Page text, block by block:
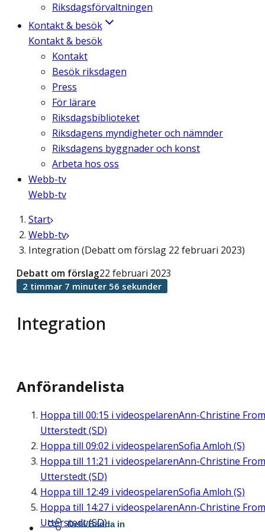
Riksdagsförvaltningen
Kontakt & besök
Kontakt & besök
Kontakt
Besök riksdagen
Press
För lärare
Riksdagsbiblioteket
Riksdagens myndigheter och nämnder
Riksdagens byggnader och konst
Arbeta hos oss
Webb-tv
Webb-tv
Start
Webb-tv
Integration (Debatt om förslag 22 februari 2023)
Integration
Debatt om förslag22 februari 2023
2 timmar 7 minuter 56 sekunder
Anförandelista
Hoppa till 00:15 i videospelarenAnn-Christine From
Utterstedt (SD)
Hoppa till 09:02 i videospelarenSofia Amloh (S)
Hoppa till 11:21 i videospelarenAnn-Christine From
Utterstedt (SD)
Hoppa till 12:49 i videospelarenSofia Amloh (S)
Hoppa till 14:27 i videospelarenAnn-Christine From
Utterstedt (SD)
Dela/Bädda in